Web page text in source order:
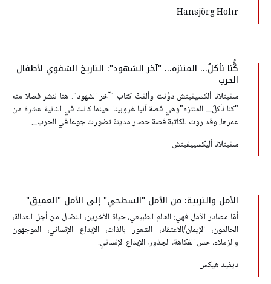
Hansjörg Hohr
كَُّنا نأكلُ... المتنزه... "آخر الشهود": التاريخ الشفوي لأطفال
الحرب
سفيتلانا ألكسيفيتش دوَّنت وألفتْ كتاب "آخر الشهود". هنا ننشر فصلا منه
"كنا نأكلُ... المنتزه"وهي قصة آنيا غروبينا حينما كانت في الثانية عشرة من
عمرها. وقد روت للكاتبة قصة حصار مدينة تضورت جوعا في الحرب...
سفيتلانا أليكسييفيتش
الأمل والتربية: من الأمل "السطحي" إلى الأمل "العميق"
أمّا مصادر الأمل فهي: العالم الطبيعي، حياة الآخرين، النضال من أجل العدالة،
الحالمون، الإيمان/الاعتقاد، الشعور بالذات، الإبداع الإنساني، الموجهون
والزملاء، حس الفكاهة، الجذور، الإبداع الإنساني.
ديفيد هيكس